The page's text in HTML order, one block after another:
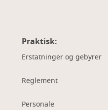
Praktisk:
Erstatninger og gebyrer
Reglement
Personale